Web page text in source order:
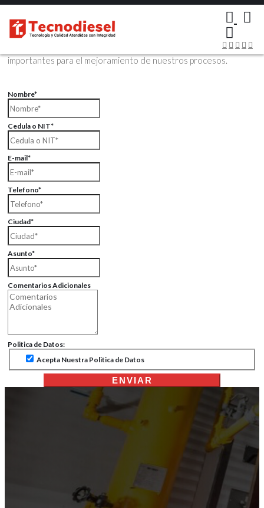
Contáctenos Vía Email
Envíenos sus datos con sus comentarios, sus opiniones son muy
importantes para el mejoramiento de nuestros procesos.
Nombre*
Cedula o NIT*
E-mail*
Telefono*
Ciudad*
Asunto*
Comentarios Adicionales
Politica de Datos:
Acepta Nuestra Politica de Datos
ENVIAR